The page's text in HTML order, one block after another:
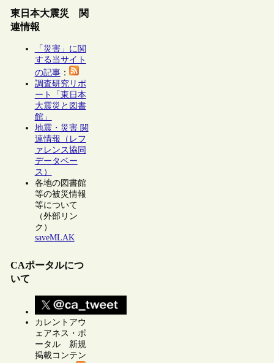
東日本大震災 関
連情報
「災害」に関
する当サイト
の記事：
調査研究リポ
ート「東日本
大震災と図書
館」
地震・災害 関
連情報（レフ
ァレンス協同
データベー
ス）
各地の図書館
等の被災情報
等について
（外部リン
ク）
saveMLAK
CAポータルにつ
いて
カレントアウ
ェアネス・ポ
ータル 新規
掲載コンテン